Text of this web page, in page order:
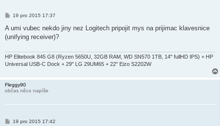
P
í
p
e
k
19 pro 2015 17:37
A umi vubec nekdo jiny nez Logitech pripojit mys na prijimac klavesnice
(unifying receiver)?
HP Elitebook 845 G8 (Ryzen 5650U, 32GB RAM, WD SN570 1TB, 14" fullHD IPS) + HP
Universal USB-C Dock + 29" LG 29UM65 + 22" Eizo S2202W
Fleggy90
občas něco napíše
P19 pro 2015 17:42